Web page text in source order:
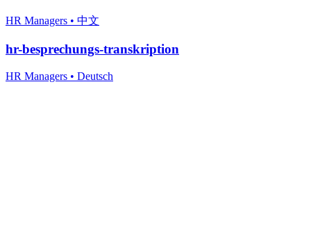
HR Managers • 中文
hr-besprechungs-transkription
HR Managers • Deutsch